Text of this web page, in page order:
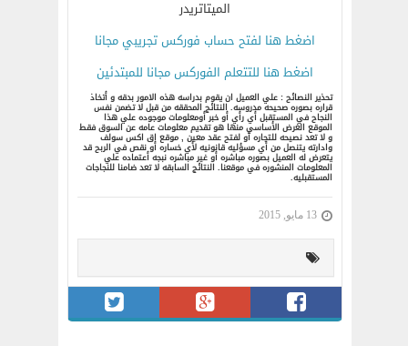
الميتاتريدر
اضغط هنا لفتح حساب فوركس تجريبي مجانا
اضغط هنا للتتعلم الفوركس مجانا للمبتدئين
تحذير النصائح : علي العميل ان يقوم بدراسه هذه الامور بدقه و أتخاذ
قراره بصوره صحيحه مدروسه. النتائج المحققه من قبل لا تضمن نفس
النجاح في المستقبل أي رأي أو خبر أومعلومات موجوده علي هذا
الموقع الغرض الأساسي منها هو تقديم معلومات عامه عن السوق فقط
و لا تعد نصيحه للتجاره أو لفتح عقد معين , موقع اق اكس سولف
وادارته يتنصل من أي مسؤليه قانونيه لأي خساره أو نقص في الربح قد
يتعرض له العميل بصوره مباشره أو غير مباشره نبجه أعتماده علي
المعلومات المنشوره في موقعنا. النتائج السابقه لا تعد ضامنا للنجاجات
المستقبليه.
13 مايو, 2015